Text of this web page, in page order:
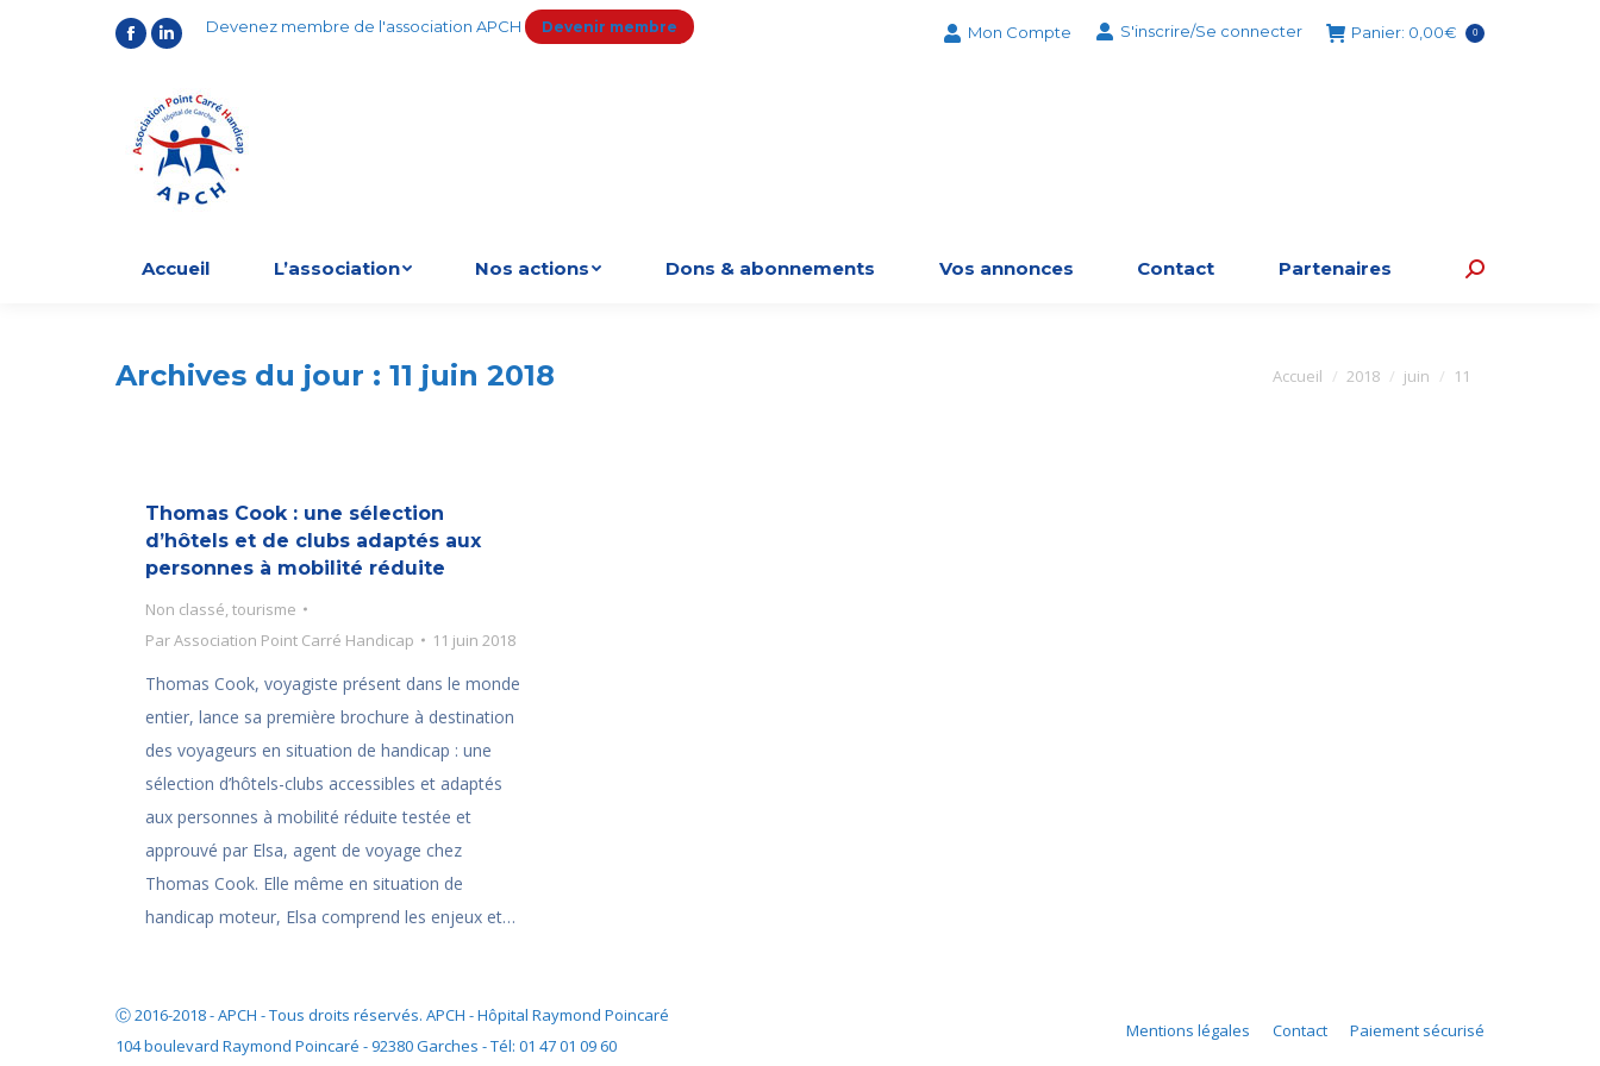
Facebook
LinkedIn
Devenez membre de l'association APCH Devenir membre Mon Compte S'inscrire/Se connecter Panier: 0,00€ 0
Accueil L’association Nos actions Dons & abonnements Vos annonces Contact Partenaires
Recherche
Archives du jour : 11 juin 2018 Vous êtes ici :
Accueil 2018 juin 11
Thomas Cook : une sélection
d’hôtels et de clubs adaptés aux
personnes à mobilité réduite
Non classé,tourisme
ParAssociation Point Carré Handicap 11 juin 2018
Thomas Cook, voyagiste présent dans le monde
entier, lance sa première brochure à destination
des voyageurs en situation de handicap : une
sélection d’hôtels-clubs accessibles et adaptés
aux personnes à mobilité réduite testée et
approuvé par Elsa, agent de voyage chez
Thomas Cook. Elle même en situation de
handicap moteur, Elsa comprend les enjeux et…
Ⓒ 2016-2018 - APCH - Tous droits réservés. APCH - Hôpital Raymond Poincaré
104 boulevard Raymond Poincaré - 92380 Garches - Tél: 01 47 01 09 60
Mentions légales Contact Paiement sécurisé